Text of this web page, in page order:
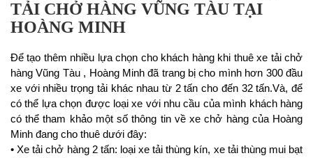
TẢI CHỞ HÀNG VŨNG TÀU TẠI
HOÀNG MINH
Để tạo thêm nhiều lựa chọn cho khách hàng khi thuê xe tải chở
hàng Vũng Tàu , Hoàng Minh đã trang bị cho mình hơn 300 đầu
xe với nhiều trọng tải khác nhau từ 2 tấn cho đến 32 tấn.Và, để
có thể lựa chọn được loại xe với nhu cầu của mình khách hàng
có thể tham khảo một số thông tin về xe chở hàng của Hoàng
Minh đang cho thuê dưới đây:
• Xe tải chở hàng 2 tấn: loại xe tải thùng kín, xe tải thùng mui bạt